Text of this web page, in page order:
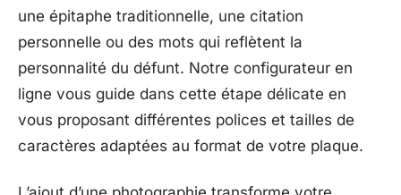
une épitaphe traditionnelle, une citation
personnelle ou des mots qui reflètent la
personnalité du défunt. Notre configurateur en
ligne vous guide dans cette étape délicate en
vous proposant différentes polices et tailles de
caractères adaptées au format de votre plaque.